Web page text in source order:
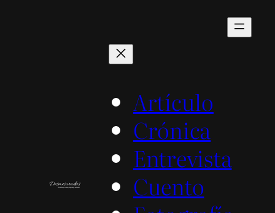
Artículo
Crónica
Entrevista
Cuento